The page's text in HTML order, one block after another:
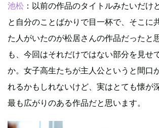
池松 ：以前の作品のタイトルみたいだけ
と自分のことばかりで目一杯で、そこに
た人がいたのが松居さんの作品だったと
も、今回はそれだけではない部分を見せ
か。女子高生たちが主人公というと間口
れるかもしれないけど、実はとても懐が
最も広がりのある作品だと思います。